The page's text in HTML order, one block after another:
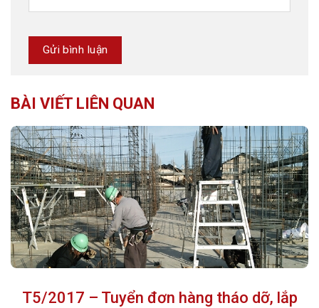
BÀI VIẾT LIÊN QUAN
T5/2017 – Tuyển đơn hàng tháo dỡ, lắp